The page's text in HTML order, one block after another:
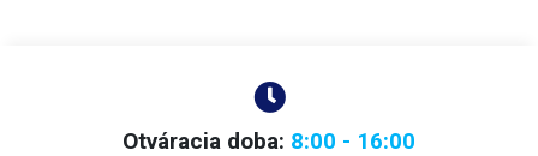
Otváracia doba: 8:00 - 16:00